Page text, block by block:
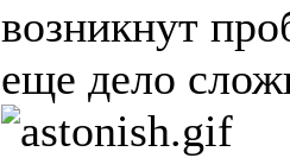
возникнут
еще дело